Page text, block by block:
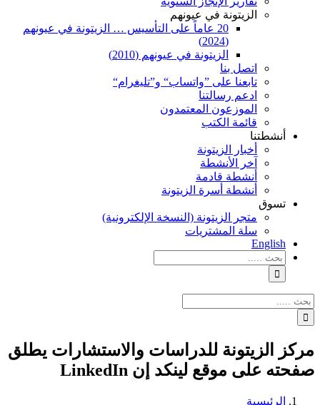
الزيتونة في عيونهم
20 عاماً على التأسيس … الزيتونة في عيونهم
(2024)
الزيتونة في عيونهم (2010)
اتصل بنا
تابعنا على ”واتساب“ و”تليغرام“
ادعم رسالتنا
الموزعون المعتمدون
قائمة الكتب
أنشطتنا
أخبار الزيتونة
آخر الأنشطة
أنشطة قادمة
أنشطة أسرة الزيتونة
تسوق
متجر الزيتونة (النسخة الإلكترونية)
سلة المشتريات
English
نتائج
البحث
بالنسبة
الي
:
نتائج
البحث
بالنسبة
:مركز الزيتونة للدراسات والاستشارات يطلق
صفحته على موقع لينكد إن LinkedIn
الرئيسية